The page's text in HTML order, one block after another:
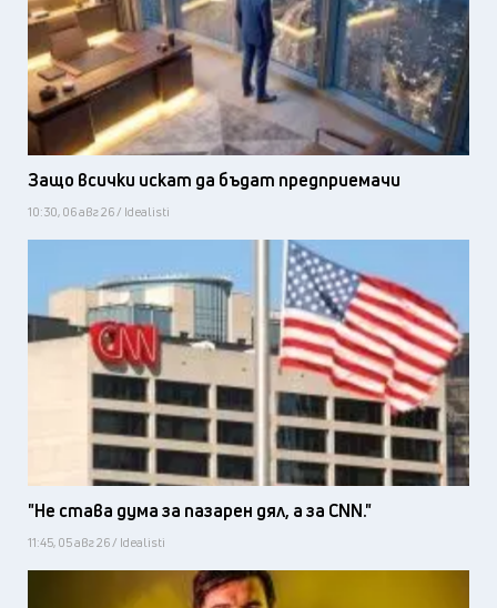
Защо всички искат да бъдат предприемачи
10:30, 06 авг 26 / Idealisti
"Не става дума за пазарен дял, а за CNN."
11:45, 05 авг 26 / Idealisti